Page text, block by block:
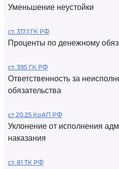
Уменьшение неустойки
ст. 317.1 ГК РФ
Проценты по денежному
ст. 395 ГК РФ
Ответственность за
обязательства
ст 20.25 КоАП РФ
Уклонение от исполнения
наказания
ст. 81 ТК РФ